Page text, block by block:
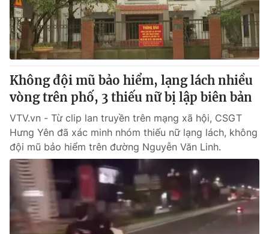
Sản phẩm
Thị trường
Tư vấn
Lịch phát sóng
Chuyên mục khác
Emagazine Podcast
Photo Infographic
Video Shorts video
VTV Money VTV Thể thao
Không đội mũ bảo hiểm, lạng lách nhiều
vòng trên phố, 3 thiếu nữ bị lập biên bản
VTV.vn - Từ clip lan truyền trên mạng xã hội, CSGT
Hưng Yên đã xác minh nhóm thiếu nữ lạng lách, không
đội mũ bảo hiểm trên đường Nguyễn Văn Linh.